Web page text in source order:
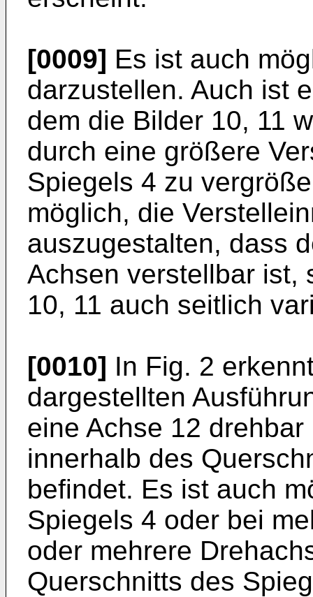
[0009] Es ist auch
darzustellen. Auch ist
dem die Bilder 10, 11
durch eine größere
Spiegels 4 zu
möglich, die
auszugestalten, dass
Achsen verstellbar ist,
10, 11 auch seitlich
[0010] In Fig. 2
dargestellten
eine Achse 12
innerhalb des
befindet. Es ist auch
Spiegels 4 oder bei
oder mehrere
Querschnitts des